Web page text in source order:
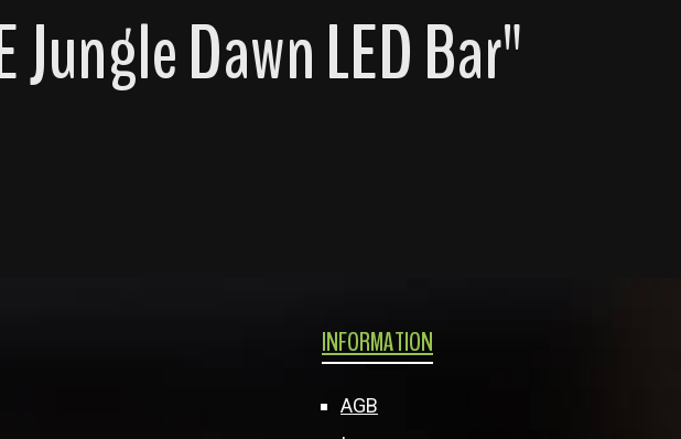
Dawn LED Bar"
INFORMATION
AGB